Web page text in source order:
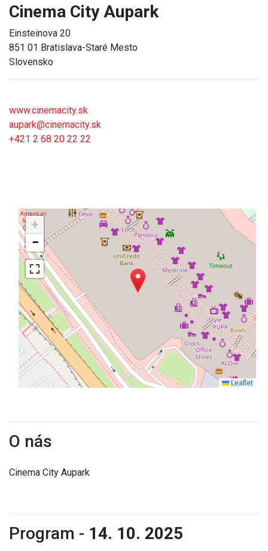
Cinema City Aupark
Einsteinova 20
851 01 Bratislava-Staré Mesto
Slovensko
www.cinemacity.sk
aupark@cinemacity.sk
+421 2 68 20 22 22
+
−
Leaflet
O nás
Cinema City Aupark
Program - 14. 10. 2025